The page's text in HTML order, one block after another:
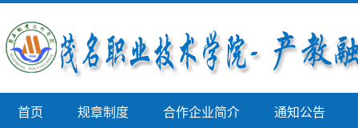
首页 规章制度 合作企业简介 通知公告